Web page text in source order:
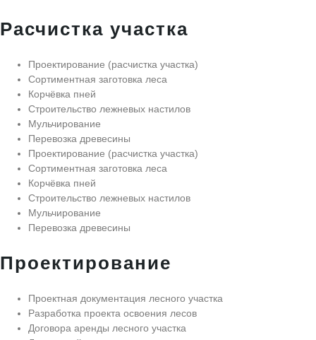
Расчистка участка
Проектирование (расчистка участка)
Сортиментная заготовка леса
Корчёвка пней
Строительство лежневых настилов
Мульчирование
Перевозка древесины
Проектирование (расчистка участка)
Сортиментная заготовка леса
Корчёвка пней
Строительство лежневых настилов
Мульчирование
Перевозка древесины
Проектирование
Проектная документация лесного участка
Разработка проекта освоения лесов
Договора аренды лесного участка